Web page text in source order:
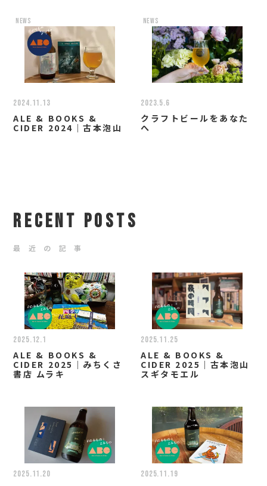
news
2024.11.13
ALE & BOOKS &
CIDER 2024｜古本泡山
news
2023.5.6
クラフトビールをあなた
へ
RECENT POSTS
最 近 の 記 事
2025.12.1
ALE & BOOKS &
CIDER 2025｜みちくさ
書店 ムラキ
2025.11.25
ALE & BOOKS &
CIDER 2025｜古本泡山
スギタモエル
2025.11.20 2025.11.19